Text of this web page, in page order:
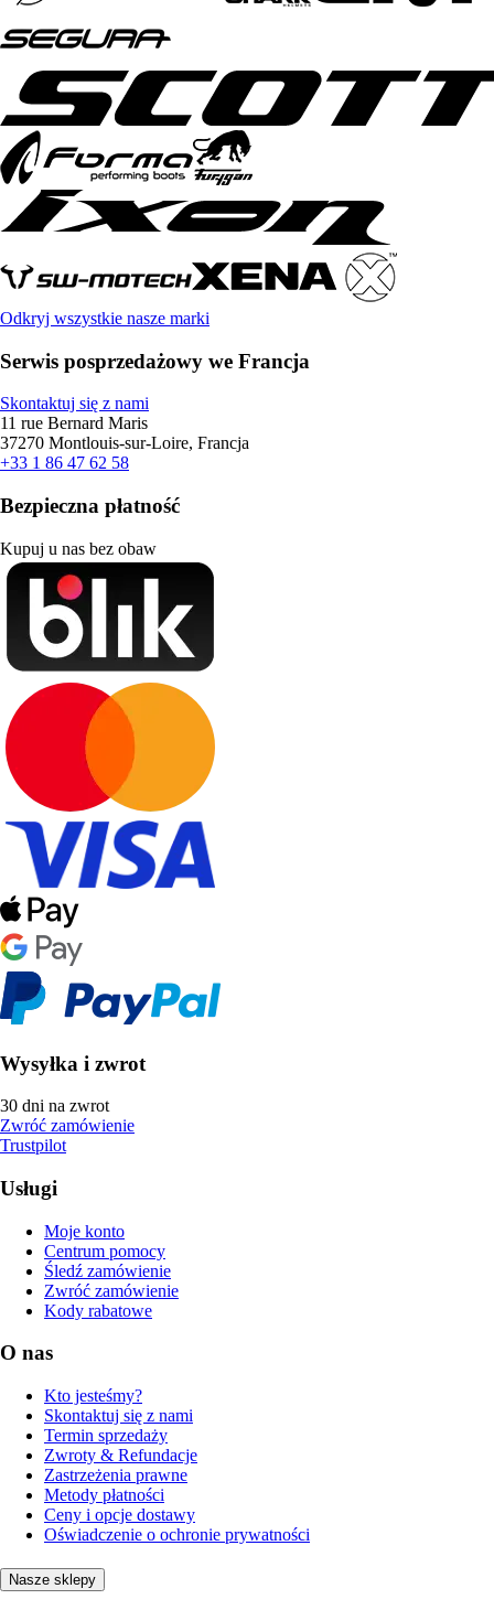
Odkryj wszystkie nasze marki
Serwis posprzedażowy we Francja
Skontaktuj się z nami
11 rue Bernard Maris
37270 Montlouis-sur-Loire, Francja
+33 1 86 47 62 58
Bezpieczna płatność
Kupuj u nas bez obaw
Wysyłka i zwrot
30 dni na zwrot
Zwróć zamówienie
Trustpilot
Usługi
Moje konto
Centrum pomocy
Śledź zamówienie
Zwróć zamówienie
Kody rabatowe
O nas
Kto jesteśmy?
Skontaktuj się z nami
Termin sprzedaży
Zwroty & Refundacje
Zastrzeżenia prawne
Metody płatności
Ceny i opcje dostawy
Oświadczenie o ochronie prywatności
Nasze sklepy